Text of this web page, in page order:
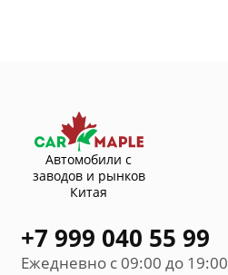
Автомобили с
заводов и рынков
Китая
+7 999 040 55 99
Ежедневно с 09:00 до 19:00